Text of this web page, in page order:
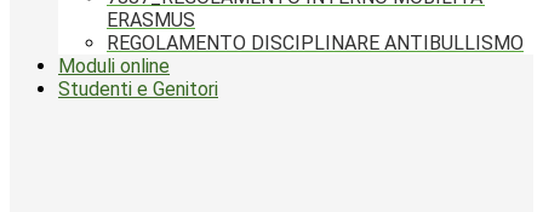
ERASMUS
REGOLAMENTO DISCIPLINARE ANTIBULLISMO
Moduli online
Studenti e Genitori